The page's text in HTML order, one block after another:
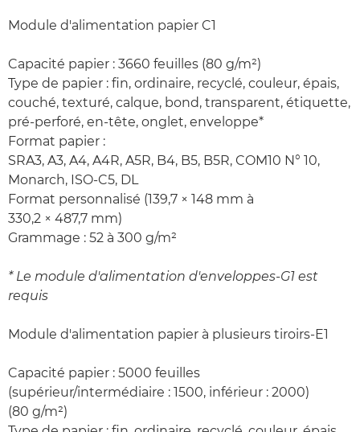
Module d'alimentation papier C1
Capacité papier : 3660 feuilles (80 g/m²)
Type de papier : fin, ordinaire, recyclé, couleur, épais,
couché, texturé, calque, bond, transparent, étiquette,
pré-perforé, en-tête, onglet, enveloppe*
Format papier :
SRA3, A3, A4, A4R, A5R, B4, B5, B5R, COM10 N° 10,
Monarch, ISO-C5, DL
Format personnalisé (139,7 × 148 mm à
330,2 × 487,7 mm)
Grammage : 52 à 300 g/m²
* Le module d'alimentation d'enveloppes-G1 est
requis
Module d'alimentation papier à plusieurs tiroirs-E1
Capacité papier : 5000 feuilles
(supérieur/intermédiaire : 1500, inférieur : 2000)
(80 g/m²)